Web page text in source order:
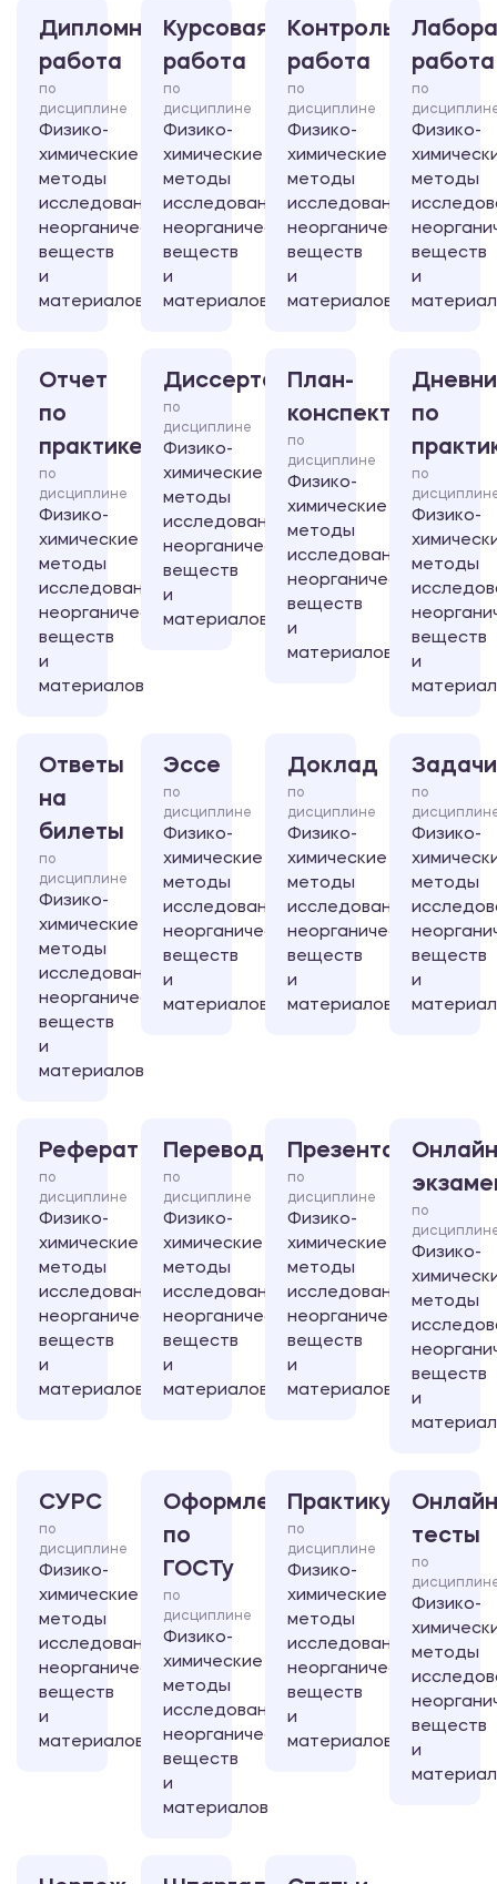
Дипломная
работа
по
дисциплине
Физико-
химические
методы
исследования
неорганических
веществ
и
материалов
Курсовая
работа
по
дисциплине
Физико-
химические
методы
исследования
неорганических
веществ
и
материалов
Контрольная
работа
по
дисциплине
Физико-
химические
методы
исследования
неорганических
веществ
и
материалов
работа
по
Физико-
методы
веществ
и
Отчет
по
практике
по
дисциплине
Физико-
химические
методы
исследования
неорганических
веществ
и
материалов
Диссертация
по
дисциплине
Физико-
химические
методы
исследования
неорганических
веществ
и
материалов
План-
конспект
по
дисциплине
Физико-
химические
методы
исследования
неорганических
веществ
и
материалов
по
по
Физико-
методы
веществ
и
Ответы
на
билеты
по
дисциплине
Физико-
химические
методы
исследования
неорганических
веществ
и
материалов
Эссе
по
дисциплине
Физико-
химические
методы
исследования
неорганических
веществ
и
материалов
Доклад
по
дисциплине
Физико-
химические
методы
исследования
неорганических
веществ
и
материалов
Задачи
по
Физико-
методы
веществ
и
Реферат
по
дисциплине
Физико-
химические
методы
исследования
неорганических
веществ
и
материалов
Перевод
по
дисциплине
Физико-
химические
методы
исследования
неорганических
веществ
и
материалов
Презентация
по
дисциплине
Физико-
химические
методы
исследования
неорганических
веществ
и
материалов
по
Физико-
методы
веществ
и
СУРС
по
дисциплине
Физико-
химические
методы
исследования
неорганических
веществ
и
материалов
Оформление
по
ГОСТу
по
дисциплине
Физико-
химические
методы
исследования
неорганических
веществ
и
материалов
Практикум
по
дисциплине
Физико-
химические
методы
исследования
неорганических
веществ
и
материалов
тесты
по
Физико-
методы
веществ
и